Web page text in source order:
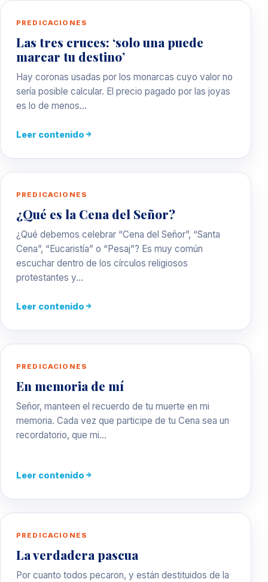
PREDICACIONES
Las tres cruces: ‘solo una puede
marcar tu destino’
Hay coronas usadas por los monarcas cuyo valor no
sería posible calcular. El precio pagado por las joyas
es lo de menos…
Leer contenido
PREDICACIONES
¿Qué es la Cena del Señor?
¿Qué debemos celebrar “Cena del Señor”, “Santa
Cena”, “Eucaristía” o “Pesaj”? Es muy común
escuchar dentro de los círculos religiosos
protestantes y…
Leer contenido
PREDICACIONES
En memoria de mí
Señor, manteen el recuerdo de tu muerte en mi
memoria. Cada vez que participe de tu Cena sea un
recordatorio, que mi…
Leer contenido
PREDICACIONES
La verdadera pascua
Por cuanto todos pecaron, y están destituidos de la